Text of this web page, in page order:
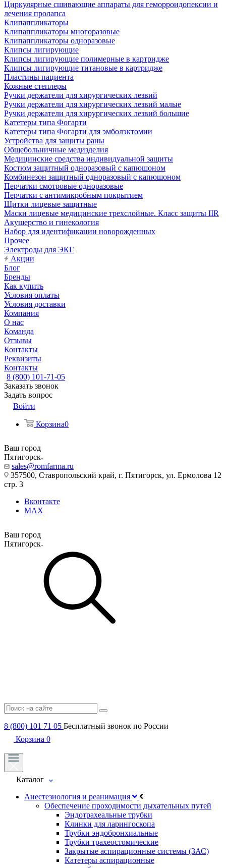
Циркулярные сшивающие аппараты для геморроидопексии и
лечения пролапса
Клипаппликаторы
Клипаппликаторы многоразовые
Клипаппликаторы одноразовые
Клипсы лигирующие
Клипсы лигирующие полимерные в картридже
Клипсы лигирующие титановые в картридже
Пластины пациента
Кожные степлеры
Ручки держатели для хирургических лезвий
Ручки держатели для хирургических лезвий малые
Ручки держатели для хирургических лезвий большие
Катетеры типа Фогарти
Катетеры типа Фогарти для эмболэктомии
Устройства для защиты раны
Общебольничные медизделия
Медицинские средства индивидуальной защиты
Костюм защитный одноразовый с капюшоном
Комбинезон защитный одноразовый с капюшоном
Перчатки смотровые одноразовые
Перчатки с антимикробным покрытием
Щитки лицевые защитные
Маски лицевые медицинские трехслойные. Класс защиты IIR
Акушерство и гинекология
Набор для идентификации новорожденных
Прочее
Электроды для ЭКГ
Акции
Блог
Бренды
Как купить
Условия оплаты
Условия доставки
Компания
О нас
Команда
Отзывы
Контакты
Реквизиты
Контакты
8 (800) 101-71-05
Заказать звонок
Задать вопрос
Войти
Корзина0
Ваш город
Пятигорск
sales@romfarma.ru
357500, Ставропольский край, г. Пятигорск, ул. Ермолова 12
стр. 3
Вконтакте
MAX
Ваш город
Пятигорск
8 (800) 101 71 05 Бесплатный звонок по России
Корзина 0
Каталог
Анестезиология и реанимация
Обеспечение проходимости дыхательных путей
Эндотрахеальные трубки
Клинки для ларингоскопа
Трубки эндобронхиальные
Трубки трахеостомические
Закрытые аспирационные системы (ЗАС)
Катетеры аспирационные